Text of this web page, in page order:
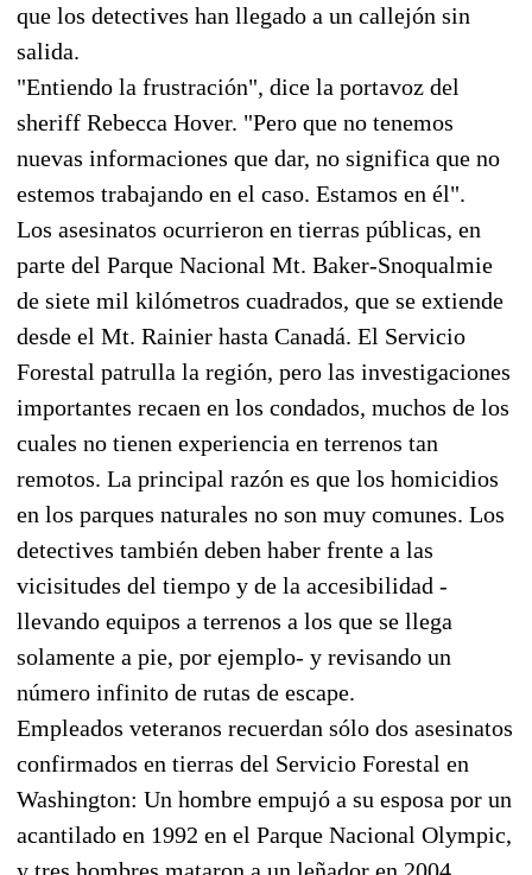
que los detectives han llegado a un callejón sin
salida.
"Entiendo la frustración", dice la portavoz del
sheriff Rebecca Hover. "Pero que no tenemos
nuevas informaciones que dar, no significa que no
estemos trabajando en el caso. Estamos en él".
Los asesinatos ocurrieron en tierras públicas, en
parte del Parque Nacional Mt. Baker-Snoqualmie
de siete mil kilómetros cuadrados, que se extiende
desde el Mt. Rainier hasta Canadá. El Servicio
Forestal patrulla la región, pero las investigaciones
importantes recaen en los condados, muchos de los
cuales no tienen experiencia en terrenos tan
remotos. La principal razón es que los homicidios
en los parques naturales no son muy comunes. Los
detectives también deben haber frente a las
vicisitudes del tiempo y de la accesibilidad -
llevando equipos a terrenos a los que se llega
solamente a pie, por ejemplo- y revisando un
número infinito de rutas de escape.
Empleados veteranos recuerdan sólo dos asesinatos
confirmados en tierras del Servicio Forestal en
Washington: Un hombre empujó a su esposa por un
acantilado en 1992 en el Parque Nacional Olympic,